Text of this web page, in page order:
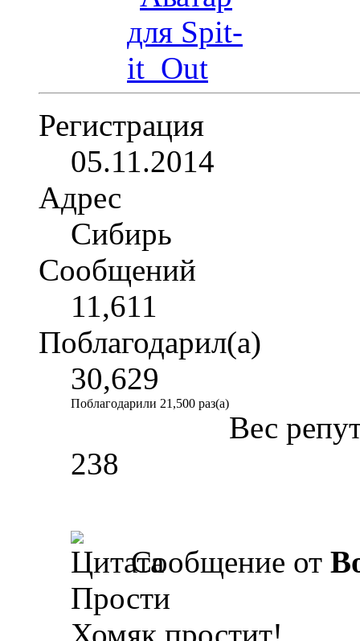
Регистрация
05.11.2014
Адрес
Сибирь
Сообщений
11,611
Поблагодарил(а)
30,629
Поблагодарили 21,500 раз(а)
Вес
238
Сообщение от
Прости